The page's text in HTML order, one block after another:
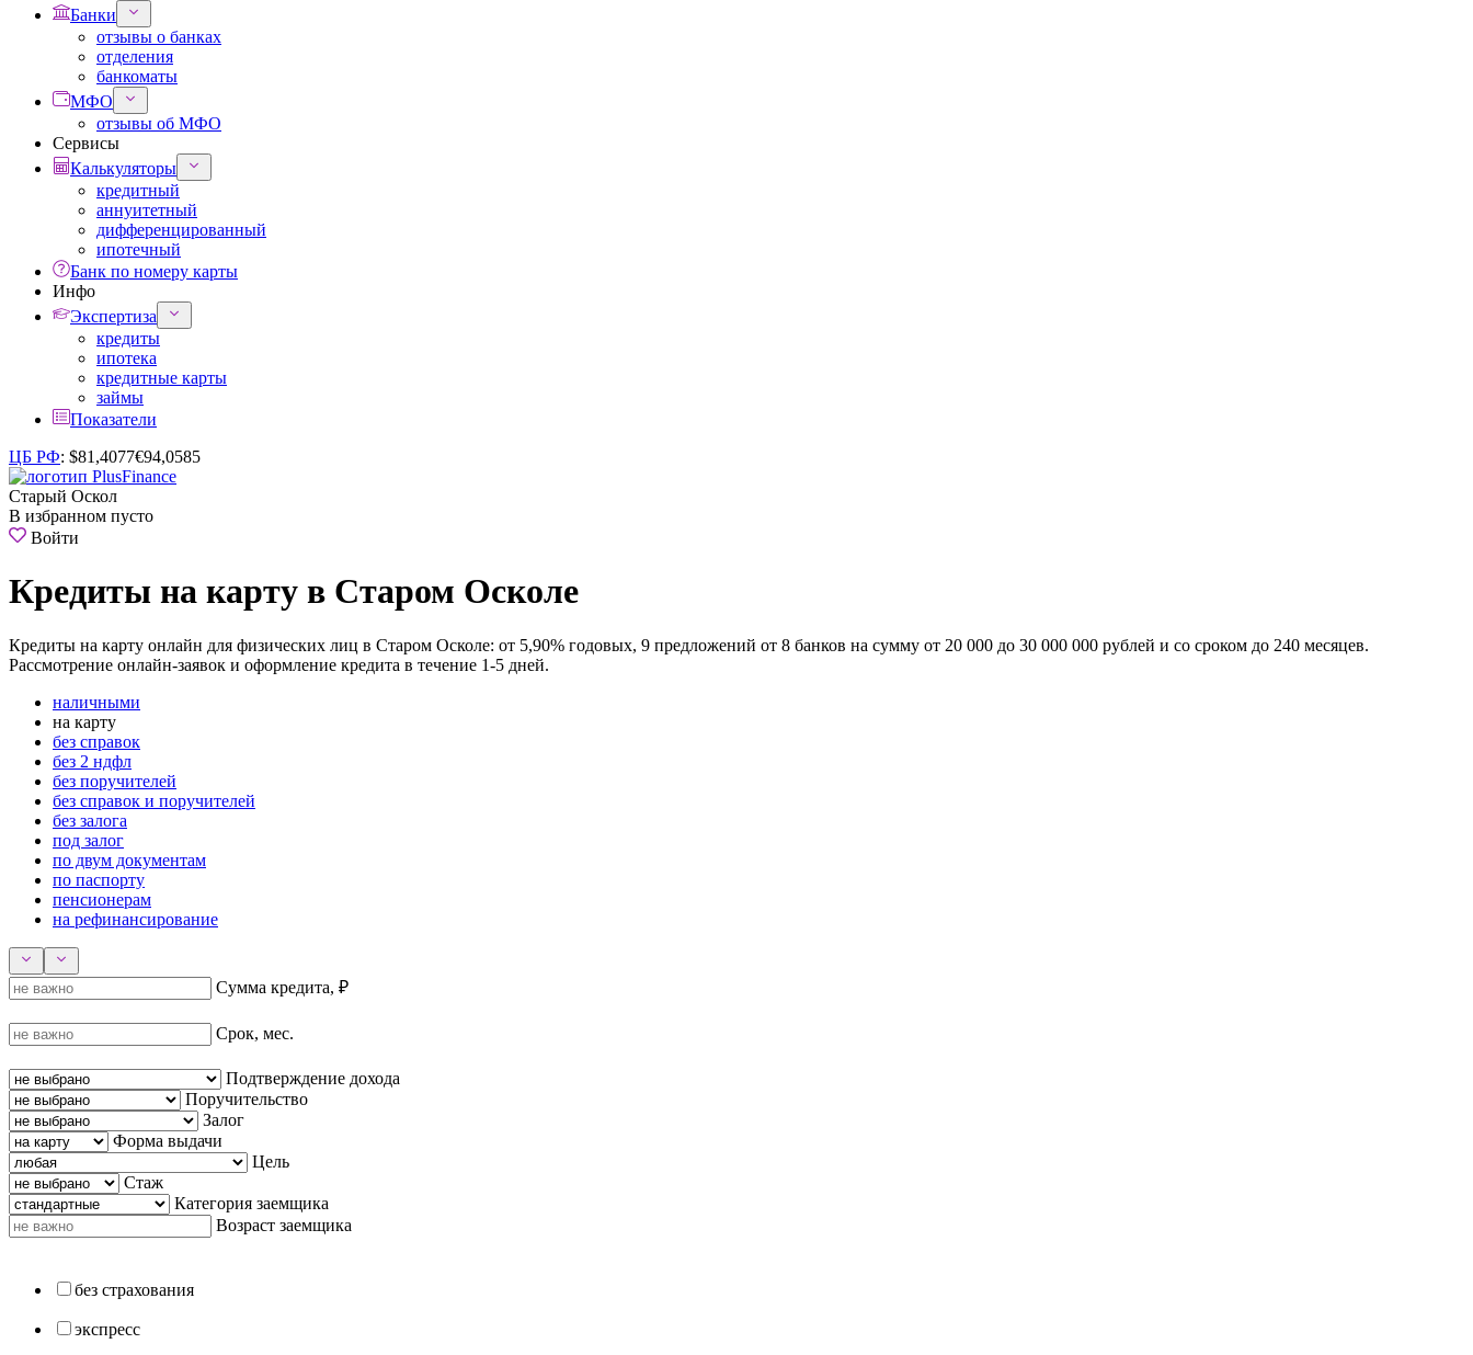
Банки
отзывы о банках
отделения
банкоматы
МФО
отзывы об МФО
Сервисы
Калькуляторы
кредитный
аннуитетный
дифференцированный
ипотечный
Банк по номеру карты
Инфо
Экспертиза
кредиты
ипотека
кредитные карты
займы
Показатели
ЦБ РФ: $81,4077€94,0585
Старый Оскол
В избранном пусто
Войти
Кредиты на карту в Старом Осколе
Кредиты на карту онлайн для физических лиц в Старом Осколе: от 5,90% годовых, 9 предложений от 8 банков на сумму от 20 000 до 30 000 000 рублей и со сроком до 240 месяцев.
Рассмотрение онлайн-заявок и оформление кредита в течение 1-5 дней.
наличными
на карту
без справок
без 2 ндфл
без поручителей
без справок и поручителей
без залога
под залог
по двум документам
по паспорту
пенсионерам
на рефинансирование
Сумма кредита, ₽
Срок, мес.
Подтверждение дохода
Поручительство
Залог
Форма выдачи
Цель
Стаж
Категория заемщика
Возраст заемщика
без страхования
экспресс